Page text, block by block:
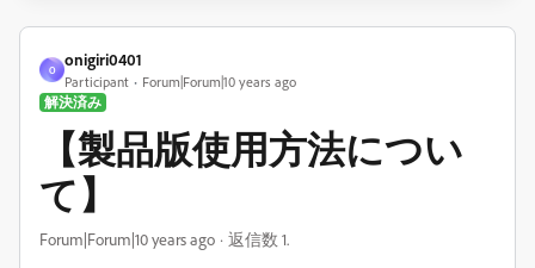
O
onigiri0401
Participant
Forum|Forum|10 years ago
解決済み
【製品版使用方法につい
て】
Forum|Forum|10 years ago 返信数 1.